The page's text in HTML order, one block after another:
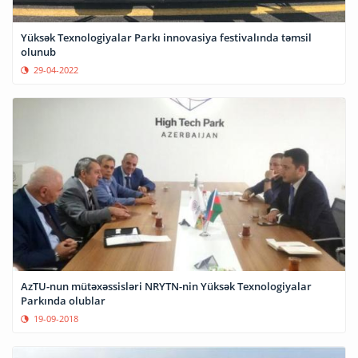
Yüksək Texnologiyalar Parkı innovasiya festivalında təmsil
olunub
29-04-2022
AzTU-nun mütəxəssisləri NRYTN-nin Yüksək Texnologiyalar
Parkında olublar
19-09-2018